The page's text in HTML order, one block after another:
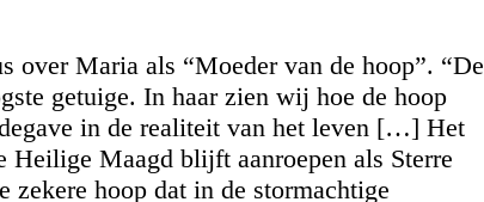
over Maria als “Moeder van de hoop”. “De
getuige. In haar zien wij hoe de hoop
in de realiteit van het leven […] Het
Maagd blijft aanroepen als Sterre
hoop dat in de stormachtige